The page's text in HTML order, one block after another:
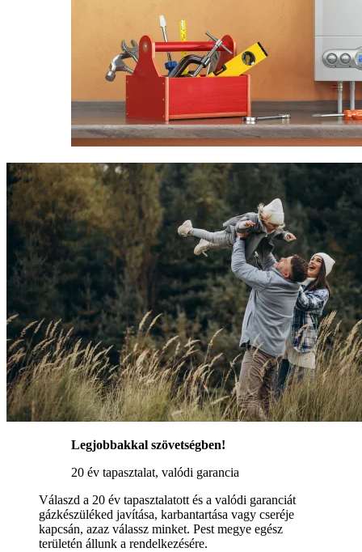
Legjobbakkal szövetségben!
20 év tapasztalat, valódi garancia
Válaszd a 20 év tapasztalatott és a valódi garanciát
gázkészüléked javítása, karbantartása vagy cseréje
kapcsán, azaz válassz minket. Pest megye egész
területén állunk a rendelkezésére.